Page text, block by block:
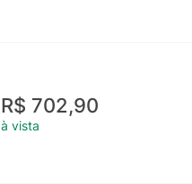
R$ 702,90
à vista